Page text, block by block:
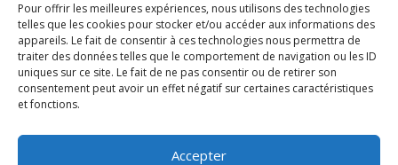
Pour offrir les meilleures expériences, nous utilisons des technologies
telles que les cookies pour stocker et/ou accéder aux informations des
appareils. Le fait de consentir à ces technologies nous permettra de
traiter des données telles que le comportement de navigation ou les ID
uniques sur ce site. Le fait de ne pas consentir ou de retirer son
consentement peut avoir un effet négatif sur certaines caractéristiques
et fonctions.
Accepter
RESTEZ À JOUR